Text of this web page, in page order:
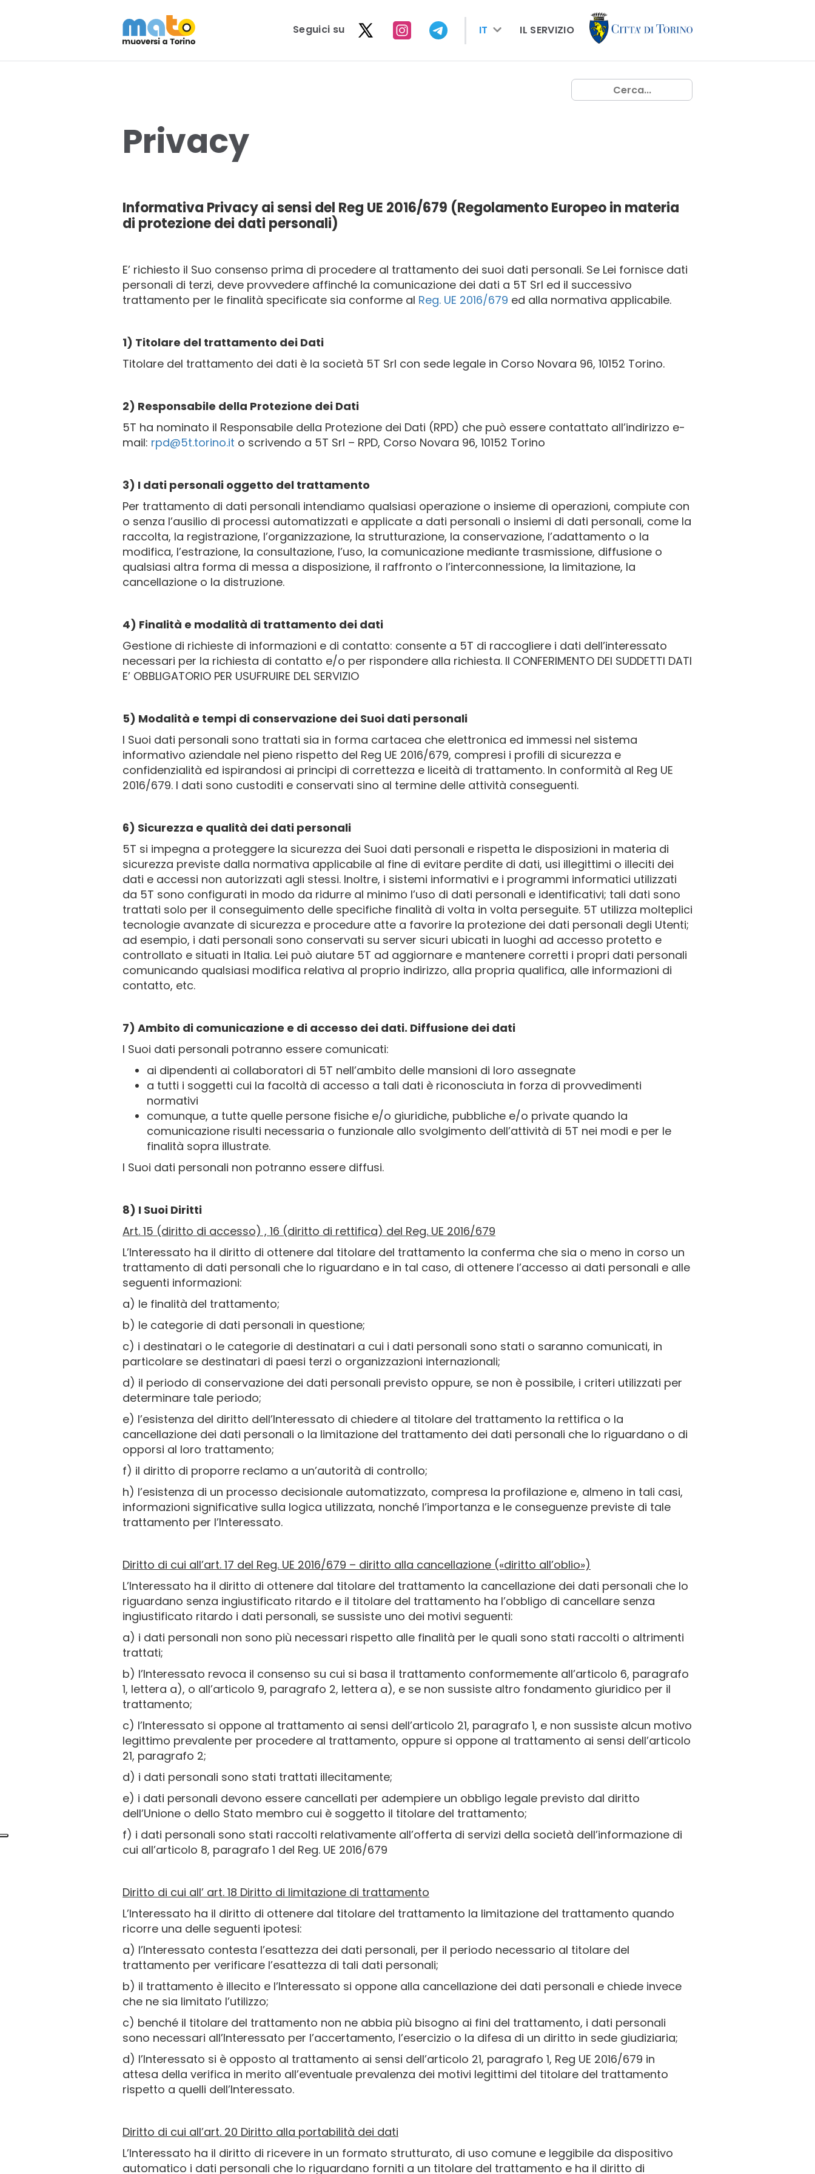
seguici su IT IL SERVIZIO
Privacy
Informativa Privacy ai sensi del Reg UE 2016/679 (Regolamento Europeo in materia
di protezione dei dati personali)
E’ richiesto il Suo consenso prima di procedere al trattamento dei suoi dati personali. Se Lei fornisce dati
personali di terzi, deve provvedere affinché la comunicazione dei dati a 5T Srl ed il successivo
trattamento per le finalità specificate sia conforme al Reg. UE 2016/679 ed alla normativa applicabile.
1) Titolare del trattamento dei Dati
Titolare del trattamento dei dati è la società 5T Srl con sede legale in Corso Novara 96, 10152 Torino.
2) Responsabile della Protezione dei Dati
5T ha nominato il Responsabile della Protezione dei Dati (RPD) che può essere contattato all’indirizzo e-
mail: rpd@5t.torino.it o scrivendo a 5T Srl – RPD, Corso Novara 96, 10152 Torino
3) I dati personali oggetto del trattamento
Per trattamento di dati personali intendiamo qualsiasi operazione o insieme di operazioni, compiute con
o senza l’ausilio di processi automatizzati e applicate a dati personali o insiemi di dati personali, come la
raccolta, la registrazione, l’organizzazione, la strutturazione, la conservazione, l’adattamento o la
modifica, l’estrazione, la consultazione, l’uso, la comunicazione mediante trasmissione, diffusione o
qualsiasi altra forma di messa a disposizione, il raffronto o l’interconnessione, la limitazione, la
cancellazione o la distruzione.
4) Finalità e modalità di trattamento dei dati
Gestione di richieste di informazioni e di contatto: consente a 5T di raccogliere i dati dell’interessato
necessari per la richiesta di contatto e/o per rispondere alla richiesta. Il CONFERIMENTO DEI SUDDETTI DATI
E’ OBBLIGATORIO PER USUFRUIRE DEL SERVIZIO
5) Modalità e tempi di conservazione dei Suoi dati personali
I Suoi dati personali sono trattati sia in forma cartacea che elettronica ed immessi nel sistema
informativo aziendale nel pieno rispetto del Reg UE 2016/679, compresi i profili di sicurezza e
confidenzialità ed ispirandosi ai principi di correttezza e liceità di trattamento. In conformità al Reg UE
2016/679. I dati sono custoditi e conservati sino al termine delle attività conseguenti.
6) Sicurezza e qualità dei dati personali
5T si impegna a proteggere la sicurezza dei Suoi dati personali e rispetta le disposizioni in materia di
sicurezza previste dalla normativa applicabile al fine di evitare perdite di dati, usi illegittimi o illeciti dei
dati e accessi non autorizzati agli stessi. Inoltre, i sistemi informativi e i programmi informatici utilizzati
da 5T sono configurati in modo da ridurre al minimo l’uso di dati personali e identificativi; tali dati sono
trattati solo per il conseguimento delle specifiche finalità di volta in volta perseguite. 5T utilizza molteplici
tecnologie avanzate di sicurezza e procedure atte a favorire la protezione dei dati personali degli Utenti;
ad esempio, i dati personali sono conservati su server sicuri ubicati in luoghi ad accesso protetto e
controllato e situati in Italia. Lei può aiutare 5T ad aggiornare e mantenere corretti i propri dati personali
comunicando qualsiasi modifica relativa al proprio indirizzo, alla propria qualifica, alle informazioni di
contatto, etc.
7) Ambito di comunicazione e di accesso dei dati. Diffusione dei dati
I Suoi dati personali potranno essere comunicati:
ai dipendenti ai collaboratori di 5T nell’ambito delle mansioni di loro assegnate
a tutti i soggetti cui la facoltà di accesso a tali dati è riconosciuta in forza di provvedimenti
normativi
comunque, a tutte quelle persone fisiche e/o giuridiche, pubbliche e/o private quando la
comunicazione risulti necessaria o funzionale allo svolgimento dell’attività di 5T nei modi e per le
finalità sopra illustrate.
I Suoi dati personali non potranno essere diffusi.
8) I Suoi Diritti
Art. 15 (diritto di accesso) , 16 (diritto di rettifica) del Reg. UE 2016/679
L’Interessato ha il diritto di ottenere dal titolare del trattamento la conferma che sia o meno in corso un
trattamento di dati personali che lo riguardano e in tal caso, di ottenere l’accesso ai dati personali e alle
seguenti informazioni:
a) le finalità del trattamento;
b) le categorie di dati personali in questione;
c) i destinatari o le categorie di destinatari a cui i dati personali sono stati o saranno comunicati, in
particolare se destinatari di paesi terzi o organizzazioni internazionali;
d) il periodo di conservazione dei dati personali previsto oppure, se non è possibile, i criteri utilizzati per
determinare tale periodo;
e) l’esistenza del diritto dell’Interessato di chiedere al titolare del trattamento la rettifica o la
cancellazione dei dati personali o la limitazione del trattamento dei dati personali che lo riguardano o di
opporsi al loro trattamento;
f) il diritto di proporre reclamo a un’autorità di controllo;
h) l’esistenza di un processo decisionale automatizzato, compresa la profilazione e, almeno in tali casi,
informazioni significative sulla logica utilizzata, nonché l’importanza e le conseguenze previste di tale
trattamento per l’Interessato.
Diritto di cui all’art. 17 del Reg. UE 2016/679 – diritto alla cancellazione («diritto all’oblio»)
L’Interessato ha il diritto di ottenere dal titolare del trattamento la cancellazione dei dati personali che lo
riguardano senza ingiustificato ritardo e il titolare del trattamento ha l’obbligo di cancellare senza
ingiustificato ritardo i dati personali, se sussiste uno dei motivi seguenti:
a) i dati personali non sono più necessari rispetto alle finalità per le quali sono stati raccolti o altrimenti
trattati;
b) l’Interessato revoca il consenso su cui si basa il trattamento conformemente all’articolo 6, paragrafo
1, lettera a), o all’articolo 9, paragrafo 2, lettera a), e se non sussiste altro fondamento giuridico per il
trattamento;
c) l’Interessato si oppone al trattamento ai sensi dell’articolo 21, paragrafo 1, e non sussiste alcun motivo
legittimo prevalente per procedere al trattamento, oppure si oppone al trattamento ai sensi dell’articolo
21, paragrafo 2;
d) i dati personali sono stati trattati illecitamente;
e) i dati personali devono essere cancellati per adempiere un obbligo legale previsto dal diritto
dell’Unione o dello Stato membro cui è soggetto il titolare del trattamento;
f) i dati personali sono stati raccolti relativamente all’offerta di servizi della società dell’informazione di
cui all’articolo 8, paragrafo 1 del Reg. UE 2016/679
Diritto di cui all’ art. 18 Diritto di limitazione di trattamento
L’Interessato ha il diritto di ottenere dal titolare del trattamento la limitazione del trattamento quando
ricorre una delle seguenti ipotesi:
a) l’Interessato contesta l’esattezza dei dati personali, per il periodo necessario al titolare del
trattamento per verificare l’esattezza di tali dati personali;
b) il trattamento è illecito e l’Interessato si oppone alla cancellazione dei dati personali e chiede invece
che ne sia limitato l’utilizzo;
c) benché il titolare del trattamento non ne abbia più bisogno ai fini del trattamento, i dati personali
sono necessari all’Interessato per l’accertamento, l’esercizio o la difesa di un diritto in sede giudiziaria;
d) l’Interessato si è opposto al trattamento ai sensi dell’articolo 21, paragrafo 1, Reg UE 2016/679 in
attesa della verifica in merito all’eventuale prevalenza dei motivi legittimi del titolare del trattamento
rispetto a quelli dell’Interessato.
Diritto di cui all’art. 20 Diritto alla portabilità dei dati
L’Interessato ha il diritto di ricevere in un formato strutturato, di uso comune e leggibile da dispositivo
automatico i dati personali che lo riguardano forniti a un titolare del trattamento e ha il diritto di